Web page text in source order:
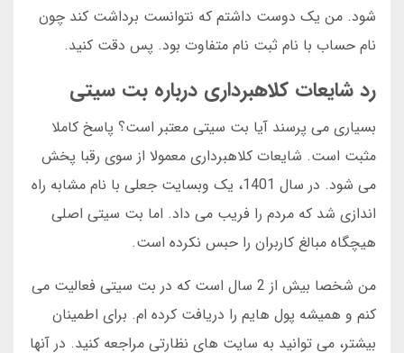
شود. من یک دوست داشتم که نتوانست برداشت کند چون
نام حساب با نام ثبت نام متفاوت بود. پس دقت کنید.
رد شایعات کلاهبرداری درباره بت سیتی
بسیاری می پرسند آیا بت سیتی معتبر است؟ پاسخ کاملا
مثبت است. شایعات کلاهبرداری معمولا از سوی رقبا پخش
می شود. در سال 1401، یک وبسایت جعلی با نام مشابه راه
اندازی شد که مردم را فریب می داد. اما بت سیتی اصلی
هیچگاه مبالغ کاربران را حبس نکرده است.
من شخصا بیش از 2 سال است که در بت سیتی فعالیت می
کنم و همیشه پول هایم را دریافت کرده ام. برای اطمینان
بیشتر، می توانید به سایت های نظارتی مراجعه کنید. در آنها